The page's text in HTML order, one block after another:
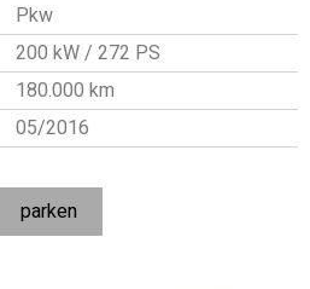
Pkw
200 kW / 272 PS
180.000 km
05/2016
parken